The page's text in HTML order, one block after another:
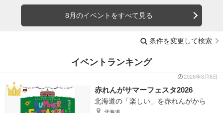
8月のイベントをすべて見る
条件を変更して検索
イベントランキング
2026年8月6日
赤れんがサマーフェスタ2026
北海道の「楽しい」を赤れんがから